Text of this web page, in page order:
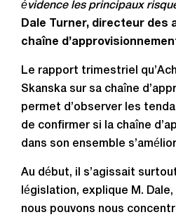
évidence les principaux
Dale Turner, directeur des
chaîne
Le rapport trimestriel
Skanska sur sa chaîne
permet d’observer les
de confirmer si la chaîne
dans son ensemble
Au début, il s’agissait
législation, explique M. Dale,
nous pouvons nous